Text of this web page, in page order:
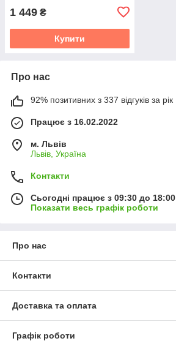
1 449 ₴
Купити
Про нас
92% позитивних з 337 відгуків за рік
Працює з 16.02.2022
м. Львів
Львів, Україна
Контакти
Сьогодні працює з 09:30 до 18:00
Показати весь графік роботи
Про нас
Контакти
Доставка та оплата
Графік роботи